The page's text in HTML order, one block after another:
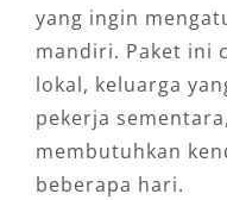
yang ingin
mandiri. Paket ini
lokal, keluarga
pekerja
membutuhkan
beberapa hari.